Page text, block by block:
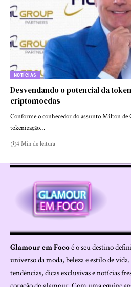
NOTÍCIAS
Desvendando o potencial da
criptomoedas
Conforme o conhecedor do assunto Milton
tokenização…
4 Min de leitura
Glamour em Focoé o seu destino
universo da moda, beleza e estilo de
tendências, dicas exclusivas e notícias